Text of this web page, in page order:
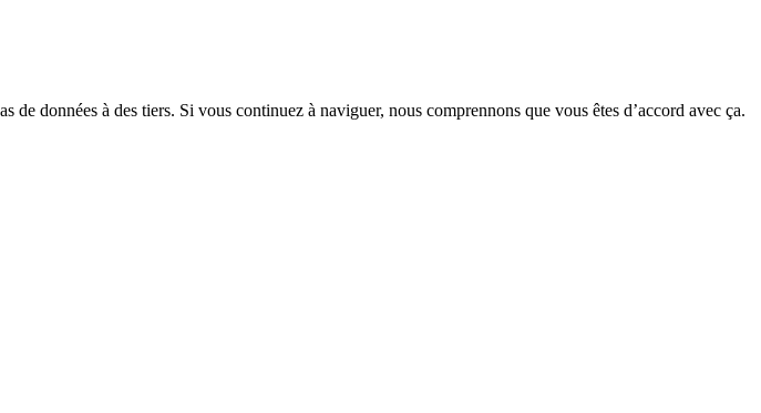
données à des tiers. Si vous continuez à naviguer, nous comprennons que vous êtes d’accord avec ça.